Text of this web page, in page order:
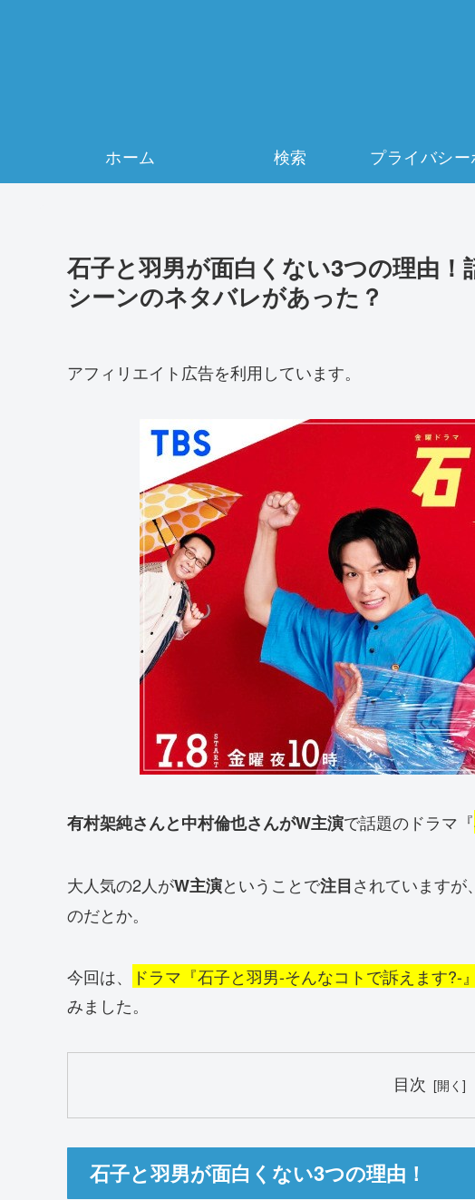
ホーム 検索
石子と羽男が面白くない3つの理由
シーンのネタバレがあった？
アフィリエイト広告を利用しています。
有村架純さんと中村倫也さんがW主演で話題のドラマ『
大人気の2人がW主演ということで注目されていますが
のだとか。
今回は、 ドラマ『石子と羽男-そんなコトで訴えます?-
みました。
目次
石子と羽男が面白くない3つの理由！